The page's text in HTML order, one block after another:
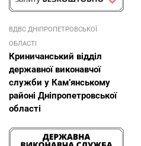
ВДВС ДНІПРОПЕТРОВСЬКОЇ
ОБЛАСТІ
Криничанський відділ
державної виконавчої
служби у Кам’янському
районі Дніпропетровської
області